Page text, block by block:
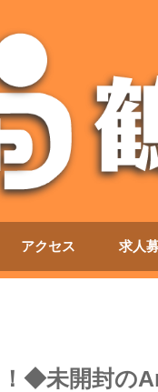
アクセス 求人
◆未開封の